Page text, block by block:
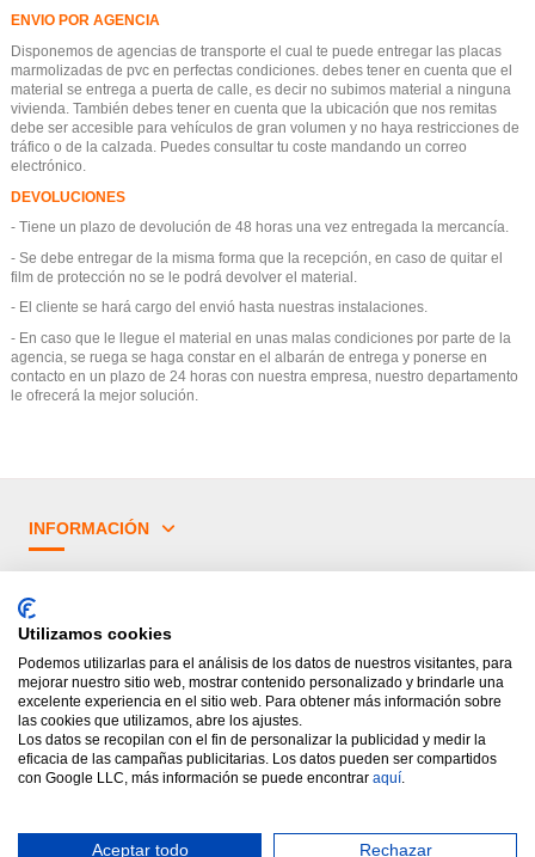
ENVIO POR AGENCIA
Disponemos de agencias de transporte el cual te puede entregar las placas
marmolizadas de pvc en perfectas condiciones. debes tener en cuenta que el
material se entrega a puerta de calle, es decir no subimos material a ninguna
vivienda. También debes tener en cuenta que la ubicación que nos remitas
debe ser accesible para vehículos de gran volumen y no haya restricciones de
tráfico o de la calzada. Puedes consultar tu coste mandando un correo
electrónico.
DEVOLUCIONES
- Tiene un plazo de devolución de 48 horas una vez entregada la mercancía.
- Se debe entregar de la misma forma que la recepción, en caso de quitar el
film de protección no se le podrá devolver el material.
- El cliente se hará cargo del envió hasta nuestras instalaciones.
- En caso que le llegue el material en unas malas condiciones por parte de la
agencia, se ruega se haga constar en el albarán de entrega y ponerse en
contacto en un plazo de 24 horas con nuestra empresa, nuestro departamento
le ofrecerá la mejor solución.
INFORMACIÓN
PRINCIPALES CATEGORÍAS
Utilizamos cookies
Podemos utilizarlas para el análisis de los datos de nuestros visitantes, para
mejorar nuestro sitio web, mostrar contenido personalizado y brindarle una
excelente experiencia en el sitio web. Para obtener más información sobre
las cookies que utilizamos, abre los ajustes.
Los datos se recopilan con el fin de personalizar la publicidad y medir la
eficacia de las campañas publicitarias. Los datos pueden ser compartidos
con Google LLC, más información se puede encontrar aquí.
Aceptar todo Rechazar